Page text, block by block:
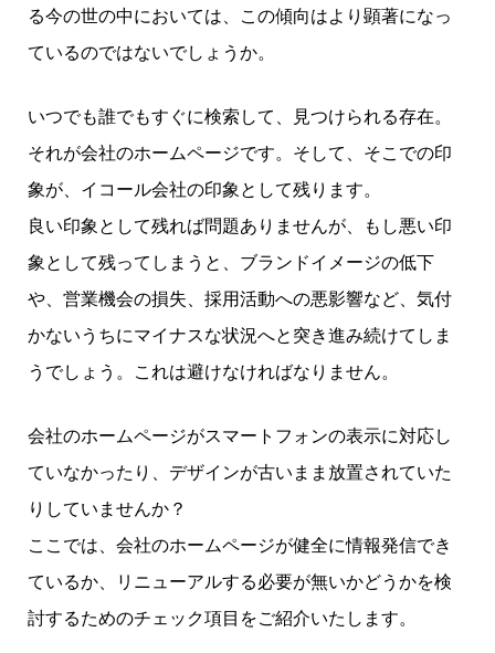
る今の世の中においては、この傾向はより顕著になっ
ているのではないでしょうか。
いつでも誰でもすぐに検索して、見つけられる存在。
それが会社のホームページです。そして、そこでの印
象が、イコール会社の印象として残ります。
良い印象として残れば問題ありませんが、もし悪い印
象として残ってしまうと、ブランドイメージの低下
や、営業機会の損失、採用活動への悪影響など、気付
かないうちにマイナスな状況へと突き進み続けてしま
うでしょう。これは避けなければなりません。
会社のホームページがスマートフォンの表示に対応し
ていなかったり、デザインが古いまま放置されていた
りしていませんか？
ここでは、会社のホームページが健全に情報発信でき
ているか、リニューアルする必要が無いかどうかを検
討するためのチェック項目をご紹介いたします。